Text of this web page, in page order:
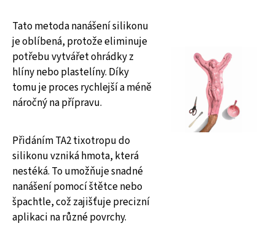
Tato metoda nanášení silikonu
je oblíbená, protože eliminuje
potřebu vytvářet ohrádky z
hlíny nebo plastelíny. Díky
tomu je proces rychlejší a méně
náročný na přípravu.
Přidáním TA2 tixotropu do
silikonu vzniká hmota, která
nestéká. To umožňuje snadné
nanášení pomocí štětce nebo
špachtle, což zajišťuje precizní
aplikaci na různé povrchy.